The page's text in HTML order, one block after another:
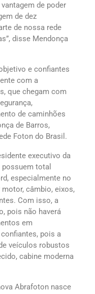
de poder
de dez
de nossa rede
disse Mendonça
e confiantes
com a
que chegam com
de caminhões
de Barros,
Foton do Brasil.
executivo da
total
especialmente no
câmbio, eixos,
Com isso, a
pois não haverá
em
pois a
veículos robustos
cabine moderna
Abrafoton nasce